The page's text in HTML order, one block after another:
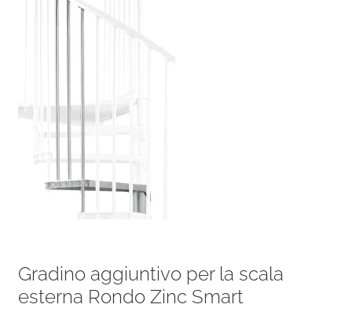
Gradino aggiuntivo per la scala
esterna Rondo Zinc Smart